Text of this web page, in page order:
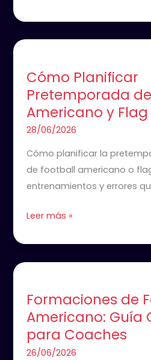
Cómo Planificar
Pretemporada
Americano y
28/06/2026
Cómo planificar la
de football americano o
entrenamientos y errores
Pretemporada
de
Football
Americano
Leer más »
Formaciones de
Americano: Guía
para Coaches
26/06/2026
Football
Americano:
Guía
Completa